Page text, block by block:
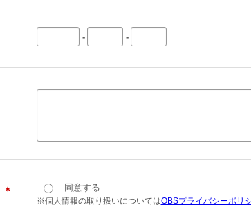
- -
＊ 同意する
※個人情報の取り扱いについてはOBSプライバシーポリ